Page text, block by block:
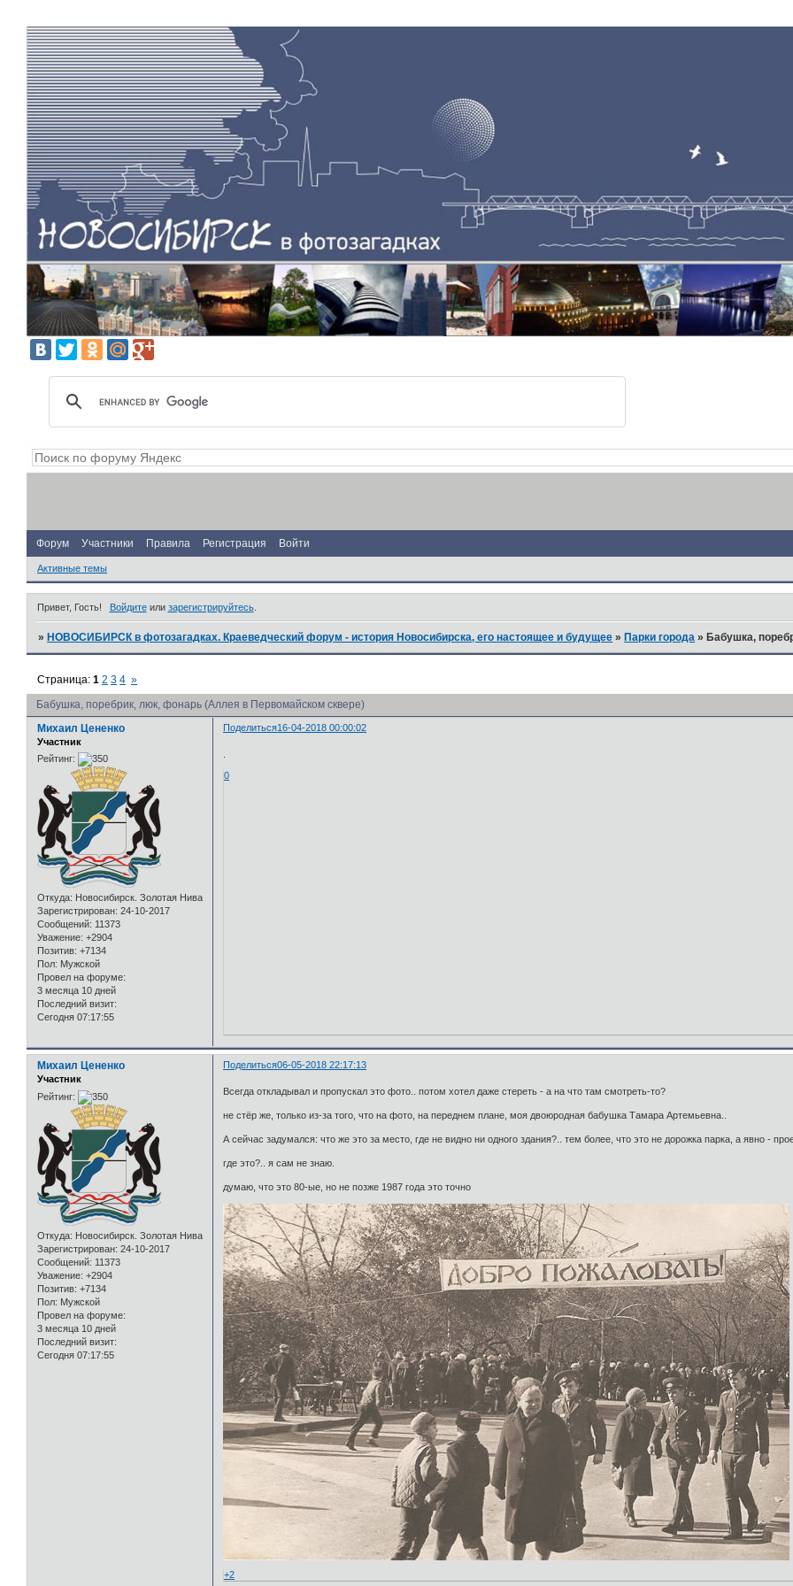
Форум Участники Правила Регистрация Войти
Активные темы
Привет, Гость! Войдитеили зарегистрируйтесь.
»НОВОСИБИРСК в фотозагадках. Краеведческий форум - история Новосибирска, его настоящее и будущее »Парки города »Бабушка,
Бабушка, поребрик, люк, фонарь (Аллея в Первомайском сквере)
Страница:1 2 3 4 »
Поделиться16-04-2018 00:00:02
Михаил Цененко
Участник
Рейтинг:
Откуда: Новосибирск. Золотая Нива
Зарегистрирован: 24-10-2017
Сообщений: 11373
Уважение: +2904
Позитив: +7134
Пол: Мужской
Провел на форуме:
3 месяца 10 дней
Последний визит:
Сегодня 07:17:55
0
Поделиться06-05-2018 22:17:13
Михаил Цененко
Участник
Рейтинг:
Откуда: Новосибирск. Золотая Нива
Зарегистрирован: 24-10-2017
Сообщений: 11373
Уважение: +2904
Позитив: +7134
Пол: Мужской
Провел на форуме:
3 месяца 10 дней
Последний визит:
Сегодня 07:17:55
Всегда откладывал и пропускал это фото.. потом хотел даже стереть - а на что там смотреть-то?
не стёр же, только из-за того, что на фото, на переднем плане, моя двоюродная бабушка Тамара Артемьевна..
А сейчас задумался: что же это за место, где не видно ни одного здания?.. тем более, что это не дорожка парка, а явно -
где это?.. я сам не знаю.
думаю, что это 80-ые, но не позже 1987 года это точно
+2